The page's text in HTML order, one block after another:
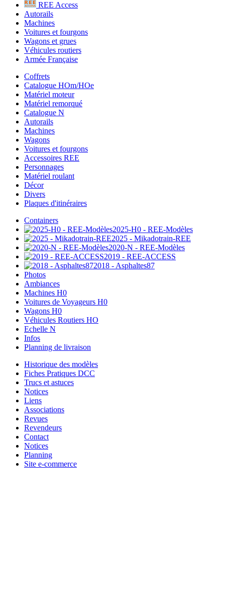
REE Access
Autorails
Machines
Voitures et fourgons
Wagons et grues
Véhicules routiers
Armée Française
Coffrets
Catalogue HOm/HOe
Matériel moteur
Matériel remorqué
Catalogue N
Autorails
Machines
Wagons
Voitures et fourgons
Accessoires REE
Personnages
Matériel roulant
Décor
Divers
Plaques d'itinéraires
Containers
2025-H0 - REE-Modèles
2025 - Mikadotrain-REE
2020-N - REE-Modèles
2019 - REE-ACCESS
2018 - Asphaltes87
Photos
Ambiances
Machines H0
Voitures de Voyageurs H0
Wagons H0
Véhicules Routiers HO
Echelle N
Infos
Planning de livraison
Historique des modèles
Fiches Pratiques DCC
Trucs et astuces
Notices
Liens
Associations
Revues
Revendeurs
Contact
Notices
Planning
Site e-commerce